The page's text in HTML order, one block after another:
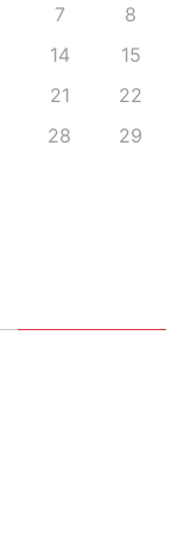
7
8
14
15
21
22
28
29